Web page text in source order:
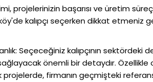
projelerinizin başarısı ve üretim
kalıpçı seçerken dikkat etmeniz
Seçeceğiniz kalıpçının sektördeki
önemli bir detaydır.
firmanın geçmişteki